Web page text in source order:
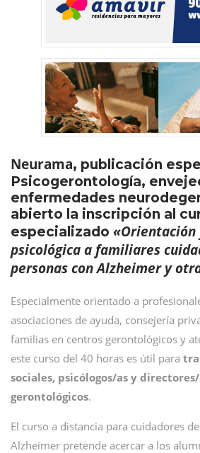
Neurama, publicación
Psicogerontología,
enfermedades
abierto la inscripción al
especializado «Orientación
psicológica a familiares
personas con Alzheimer y
Especialmente orientado a
asociaciones de ayuda, consejería
familias en centros gerontológicos y
este curso del 40 horas es útil para
sociales, psicólogos/as y
gerontológicos.
El curso a distancia para cuidadores
Alzheimer pretende acercar a los